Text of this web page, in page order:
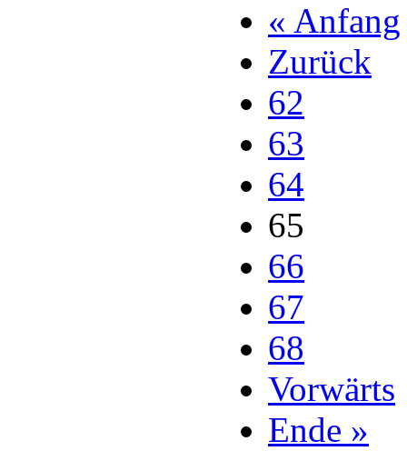
« Anfang
Zurück
62
63
64
65
66
67
68
Vorwärts
Ende »